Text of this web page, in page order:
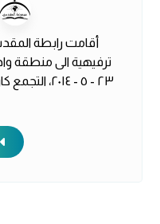
أقامت رابطة
ترفيهية الى منطقة
٢٣ - ٥ -